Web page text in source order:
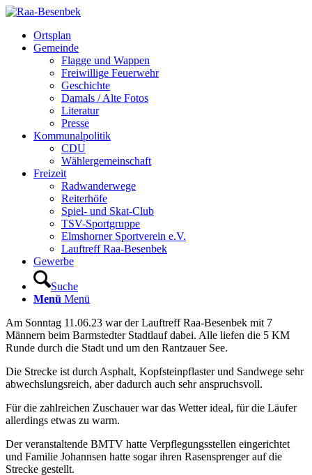
Ortsplan
Gemeinde
Flagge und Wappen
Freiwillige Feuerwehr
Geschichte
Damals / Alte Fotos
Literatur
Presse
Kommunalpolitik
CDU
Wählergemeinschaft
Freizeit
Radwanderwege
Reiterhöfe
Spiel- und Skat-Club
TSV-Sportgruppe
Elmshorner Sportverein e.V.
Lauftreff Raa-Besenbek
Gewerbe
Suche
Menü Menü
Am Sonntag 11.06.23 war der Lauftreff Raa-Besenbek mit 7
Männern beim Barmstedter Stadtlauf dabei. Alle liefen die 5 KM
Runde durch die Stadt und um den Rantzauer See.
Die Strecke ist durch Asphalt, Kopfsteinpflaster und Sandwege sehr
abwechslungsreich, aber dadurch auch sehr anspruchsvoll.
Für die zahlreichen Zuschauer war das Wetter ideal, für die Läufer
allerdings etwas zu warm.
Der veranstaltende BMTV hatte Verpflegungsstellen eingerichtet
und Familie Johannsen hatte sogar ihren Rasensprenger auf die
Strecke gestellt.